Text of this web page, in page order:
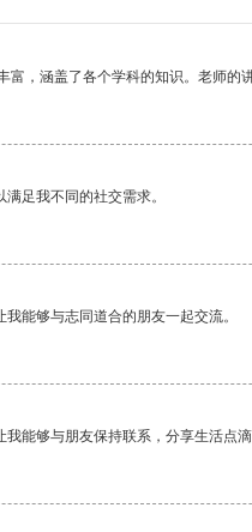
富，涵盖了各个学科的知识。老师的
足我不同的社交需求。
能够与志同道合的朋友一起交流。
能够与朋友保持联系，分享生活点滴